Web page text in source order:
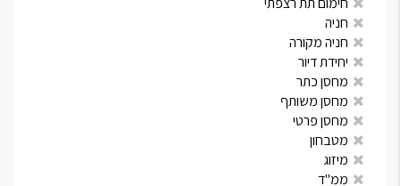
חניה
חניה מקורה
יחידת דיור
מחסן כתר
מחסן משותף
מחסן פרטי
מטבחון
מיזוג
ממ"ד